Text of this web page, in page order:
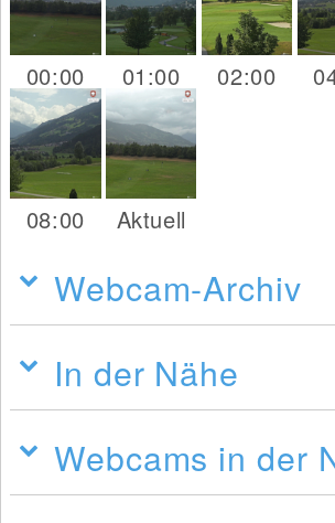
00:00 01:00 02:00
08:00 Aktuell
Webcam-Archiv
In der Nähe
Webcams in der